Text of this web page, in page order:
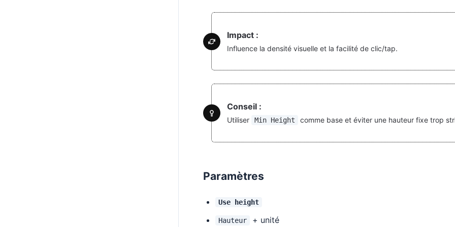
Impact :
Influence la densité visuelle et la facilité de clic/tap.
Conseil :
Utiliser Min Height comme base et éviter une hauteur fixe trop
Paramètres
Use height
Hauteur + unité